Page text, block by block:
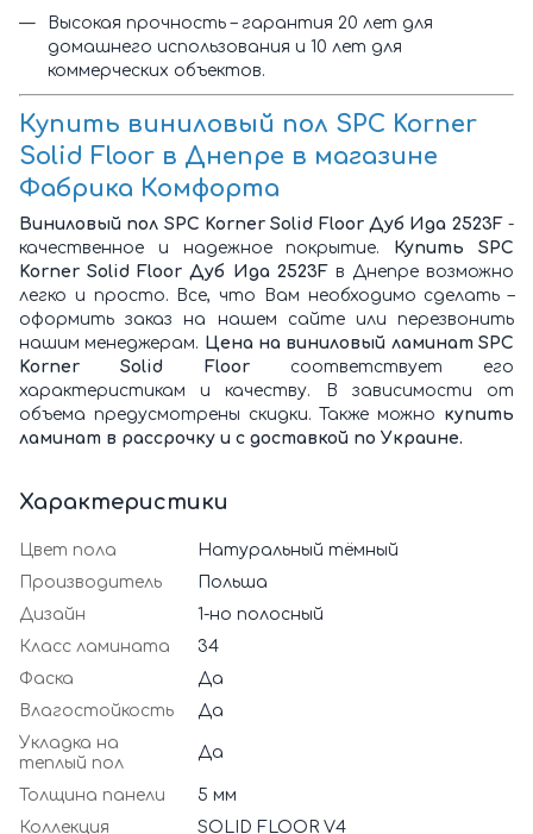
Высокая прочность – гарантия 20 лет для
домашнего использования и 10 лет для
коммерческих объектов.
Купить виниловый пол SPC Korner
Solid Floor в Днепре в магазине
Фабрика Комфорта
Виниловый пол SPC Korner Solid Floor Дуб Ида 2523F-
качественное и надежное покрытие. Купить SPC
Korner Solid Floor Дуб Ида 2523F в Днепре возможно
легко и просто. Все, что Вам необходимо сделать –
оформить заказ на нашем сайте или перезвонить
нашим менеджерам. Цена на виниловый ламинат SPC
Korner Solid Floorсоответствует его
характеристикам и качеству. В зависимости от
объема предусмотрены скидки. Также можно купить
ламинат в рассрочку и с доставкой по Украине.
Характеристики
Цвет пола
Натуральный тёмный
Производитель
Польша
Дизайн
1-но полосный
Класс ламината
34
Фаска
Да
Влагостойкость
Да
Укладка на
теплый пол
Да
Толщина панели
5 мм
Коллекция
SOLID FLOOR V4